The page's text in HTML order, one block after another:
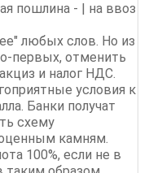
пошлина - | на ввоз
любых слов. Но из
первых, отменить
и налог НДС.
условия к
Банки получат
схему
камням.
100%, если не в